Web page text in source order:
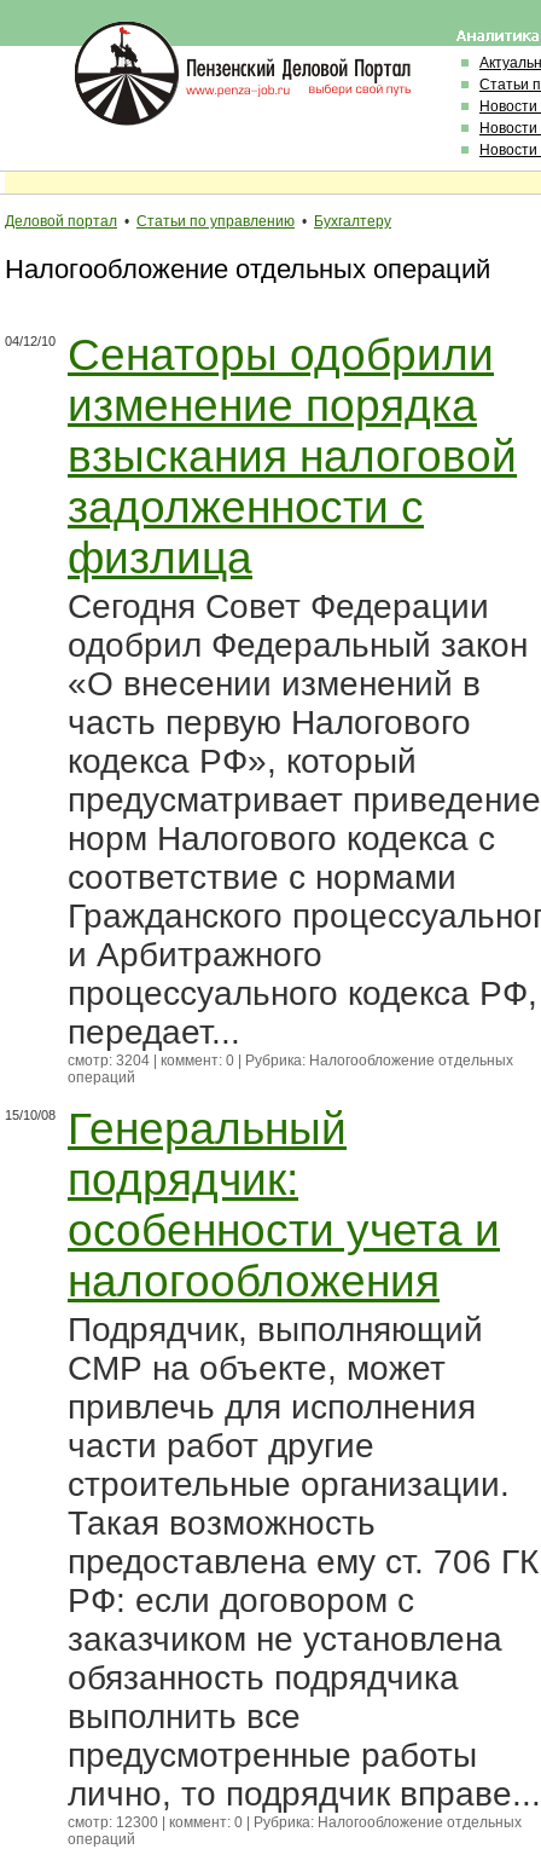
Статьи
Деловой портал • Статьи по управлению • Бухгалтеру
Налогообложение отдельных операций
04/12/10
Сенаторы одобрили
изменение порядка
взыскания налоговой
задолженности с
физлица
Сегодня Совет Федерации
одобрил Федеральный закон
«О внесении изменений в
часть первую Налогового
кодекса РФ», который
предусматривает приведение
норм Налогового кодекса с
соответствие с нормами
Гражданского
и Арбитражного
процессуального кодекса РФ,
передает...
смотр: 3204 | коммент: 0 | Рубрика: Налогообложение отдельных
операций
15/10/08
Генеральный
подрядчик:
особенности учета и
налогообложения
Подрядчик, выполняющий
СМР на объекте, может
привлечь для исполнения
части работ другие
строительные организации.
Такая возможность
предоставлена ему ст. 706 ГК
РФ: если договором с
заказчиком не установлена
обязанность подрядчика
выполнить все
предусмотренные работы
лично, то подрядчик вправе...
смотр: 12300 | коммент: 0 | Рубрика: Налогообложение отдельных
операций